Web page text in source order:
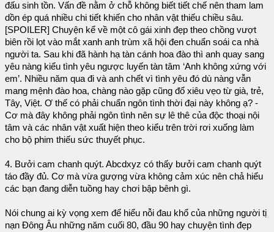
đấu sinh tồn. Vấn đề nằm ở chỗ không biết tiết chế nên tham lam
dồn ép quá nhiều chi tiết khiến cho nhân vật thiếu chiều sâu.
[SPOILER] Chuyện kể về một cô gái xinh đẹp theo chồng vượt
biên rồi lọt vào mắt xanh anh trùm xã hội đen chuẩn soái ca nhà
người ta. Sau khi đã hành hạ tàn cánh hoa đào thì anh quay sang
yêu nàng kiểu tình yêu ngược luyến tàn tâm ‘Anh không xứng với
em’. Nhiều năm qua đi và anh chết vì tình yêu đó dù nàng vẫn
mang mệnh đào hoa, chàng nào gặp cũng đổ xiêu vẹo từ già, trẻ,
Tây, Việt. Ơ thế có phải chuẩn ngôn tình thời đại này không ạ? -
Cơ mà đây không phải ngôn tình nên sự lê thê của độc thoại nội
tâm và các nhân vật xuất hiện theo kiểu trên trời rơi xuống làm
cho bộ phim thiếu sức thuyết phục.
4. Bưởi cam chanh quýt. Abcdxyz có thấy bưởi cam chanh quýt
táo đầy đủ. Cơ mà vừa gượng vừa không cảm xúc nên chả hiểu
các bạn đang diễn tuồng hay chơi bập bênh gì.
Nói chung ai kỳ vọng xem để hiểu nỗi đau khổ của những người tị
nạn Đông Âu những năm cuối 80, đầu 90 hay chuyện tình đẹp